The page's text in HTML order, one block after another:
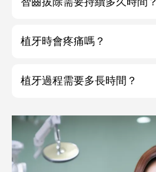
植牙時會疼痛嗎？
植牙過程需要多長時間？